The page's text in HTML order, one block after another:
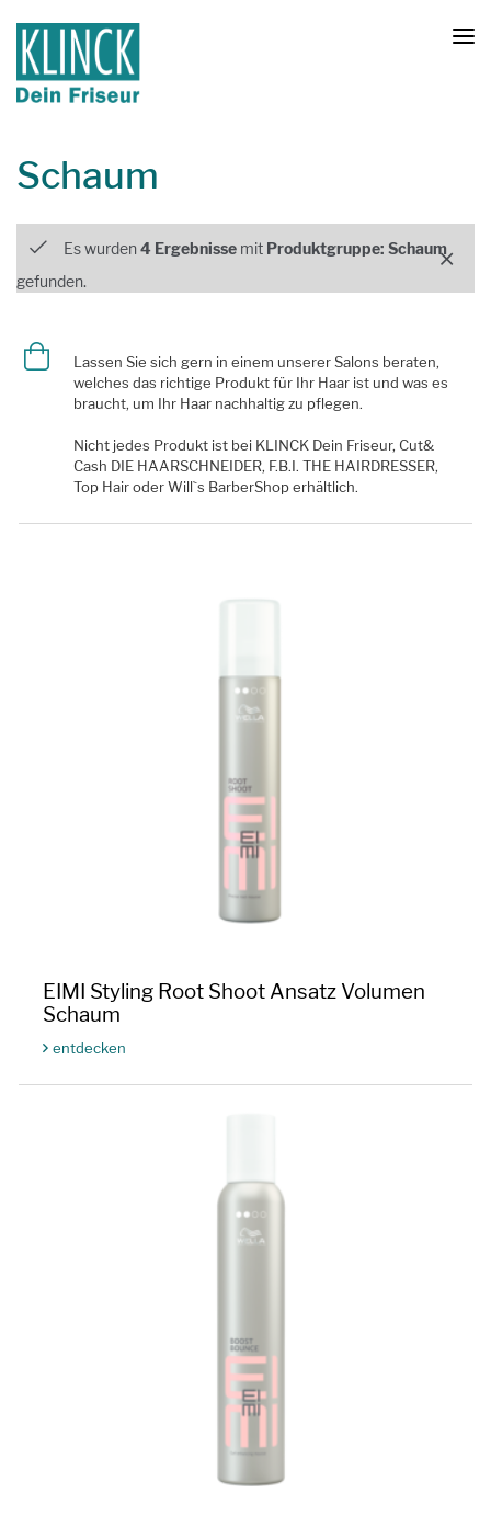
Schaum
Produktfilter
Es wurden4 Ergebnisse mit Produktgruppe: Schaum
gefunden.
Lassen Sie sich gern in einem unserer Salons beraten,
welches das richtige Produkt für Ihr Haar ist und was es
braucht, um Ihr Haar nachhaltig zu pflegen.
Nicht jedes Produkt ist bei KLINCK Dein Friseur, Cut&
Cash DIE HAARSCHNEIDER, F.B.I. THE HAIRDRESSER,
Top Hair oder Will`s BarberShop erhältlich.
EIMI Styling Root Shoot Ansatz Volumen
Schaum
entdecken